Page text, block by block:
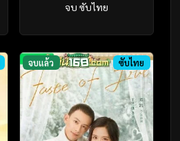
จบ ซับไทย
จบแล้ว ซับไทย